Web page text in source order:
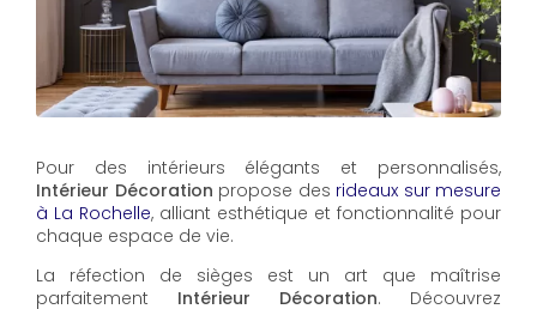
Pour des intérieurs élégants et personnalisés,
Intérieur Décoration propose des rideaux sur mesure
à La Rochelle, alliant esthétique et fonctionnalité pour
chaque espace de vie.
La réfection de sièges est un art que maîtrise
parfaitement Intérieur Décoration. Découvrez